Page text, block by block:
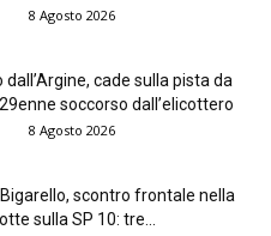
8 Agosto 2026
cade sulla pista da
soccorso dall’elicottero
8 Agosto 2026
scontro frontale nella
sulla SP 10: tre...